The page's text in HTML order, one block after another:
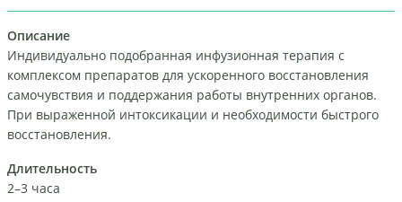
Описание
Индивидуально подобранная инфузионная терапия с
комплексом препаратов для ускоренного восстановления
самочувствия и поддержания работы внутренних органов.
При выраженной интоксикации и необходимости быстрого
восстановления.
Длительность
2–3 часа